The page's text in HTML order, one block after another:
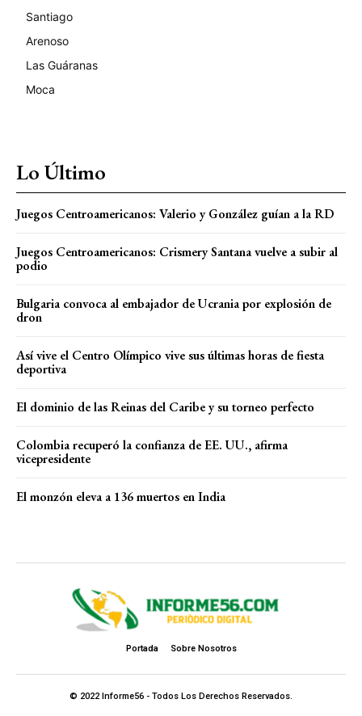
Santiago
Arenoso
Las Guáranas
Moca
Lo Último
Juegos Centroamericanos: Valerio y González guían a la RD
Juegos Centroamericanos: Crismery Santana vuelve a subir al
podio
Bulgaria convoca al embajador de Ucrania por explosión de
dron
Así vive el Centro Olímpico vive sus últimas horas de fiesta
deportiva
El dominio de las Reinas del Caribe y su torneo perfecto
Colombia recuperó la confianza de EE. UU., afirma
vicepresidente
El monzón eleva a 136 muertos en India
Portada Sobre Nosotros
© 2022 Informe56 - Todos Los Derechos Reservados.